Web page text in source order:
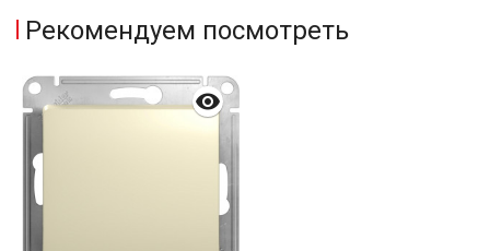
Рекомендуем посмотреть